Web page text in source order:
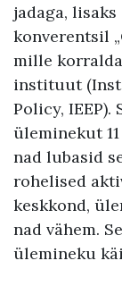
jadaga,
konverentsil
mille
instituut
Policy,
üleminekut
nad lubasid
rohelised
keskkond,
nad vähem.
ülemineku